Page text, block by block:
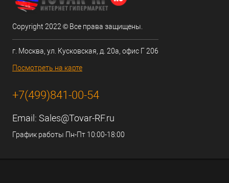
Copyright 2022 © Все права защищены.
г. Москва, ул. Кусковская, д. 20а, офис Г 206
Посмотреть на карте
+7(499)841-00-54
Email: Sales@Tovar-RF.ru
График работы Пн-Пт 10:00-18:00